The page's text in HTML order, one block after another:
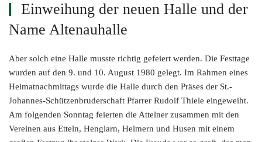
Einweihung der neuen Halle und der
Name Altenauhalle
Aber solch eine Halle musste richtig gefeiert werden. Die Festtage
wurden auf den 9. und 10. August 1980 gelegt. Im Rahmen eines
Heimatnachmittags wurde die Halle durch den Präses der St.-
Johannes-Schützenbruderschaft Pfarrer Rudolf Thiele eingeweiht.
Am folgenden Sonntag feierten die Attelner zusammen mit den
Vereinen aus Etteln, Henglarn, Helmern und Husen mit einem